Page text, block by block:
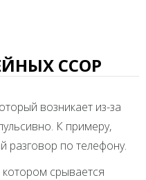
ССОР
возникает из-за
К примеру,
разговор по телефону.
срывается